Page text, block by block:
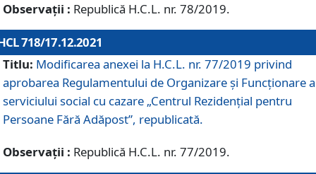
Observații : Republică H.C.L. nr. 78/2019.
718/17.12.2021
Titlu: Modificarea anexei la H.C.L. nr. 77/2019 privind
aprobarea Regulamentului de Organizare și Funcționare
serviciului social cu cazare „Centrul Rezidențial pentru
Persoane Fără Adăpost”, republicată.
Observații : Republică H.C.L. nr. 77/2019.